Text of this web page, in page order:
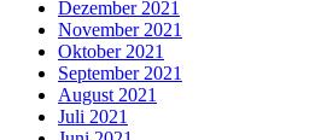
Dezember 2021
November 2021
Oktober 2021
September 2021
August 2021
Juli 2021